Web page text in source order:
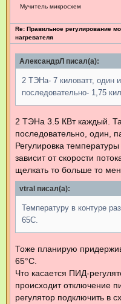
Мучитель микросхем
Re: Правильное регулирование
нагревателя
АлександрЛ писал(а):
2 ТЭНа- 7 киловатт, один
последовательно- 1,75
2 ТЭНа 3.5 КВт каждый.
последовательно, один,
Регулировка
зависит от скорости
щелкать то больше то
vtral писал(а):
Температуру в контуре
65С.
Тоже планирую
65°С.
Что касается ПИД-
происходит отключение
регулятор подключить в